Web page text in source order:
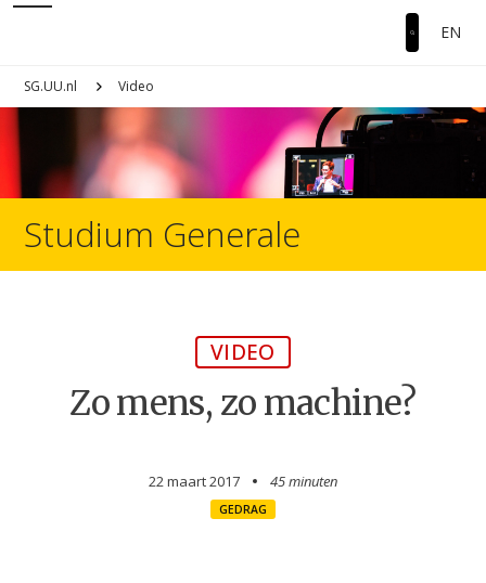
EN
SG.UU.nl Video
Studium Generale
VIDEO
Zo mens, zo machine?
22 maart 2017 45 minuten
GEDRAG